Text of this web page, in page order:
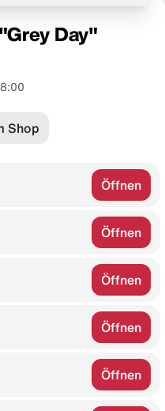
Day"
Shop
Öffnen
Öffnen
Öffnen
Öffnen
Öffnen